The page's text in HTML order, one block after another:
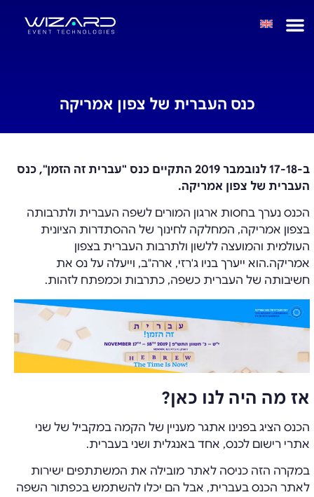
כנס העברית של צפון אמריקה
ב-17-18 לנובמבר 2019 התקיים כנס "עברית זה הזמן", כנס
העברית של צפון אמריקה.
הכנס נערך בחסות ארגון המורים לשפה העברית ולתרבותה
בצפון אמריקה, המחלקה לחינוך של ההסתדרות הציונית
העולמית והמועצה ללשון ולתרבות העברית בצפון
אמריקה.הוא ייערך בניו ג'רזי, ארה"ב, וייעלה על נס את
חשיבותה של העברית כשפה, כתרבות וכמפתח לזהות.
אז מה היה לנו כאן?
הכנס הציג בפנינו אתגר מעניין של הקמה במקביל של שני
אתרי רישום לכנס, אחד באנגלית ושני בעברית.
במקרה הזה כניסה לאתר מובילה את המשתתפים ישירות
לאתר הכנס בעברית, אבל הם יכלו להשתמש בכפתור השפה